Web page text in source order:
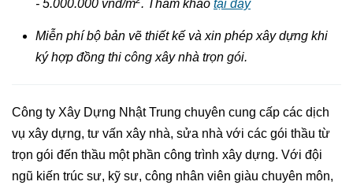
- 5.000.000 vnđ/m . Tham khảo tại đây
Miễn phí bộ bản vẽ thiết kế và xin phép xây dựng khi
ký hợp đồng thi công xây nhà trọn gói.
Công ty Xây Dựng Nhật Trung chuyên cung cấp các dịch
vụ xây dựng, tư vấn xây nhà, sửa nhà với các gói thầu từ
trọn gói đến thầu một phần công trình xây dựng. Với đội
ngũ kiến trúc sư, kỹ sư, công nhân viên giàu chuyên môn,